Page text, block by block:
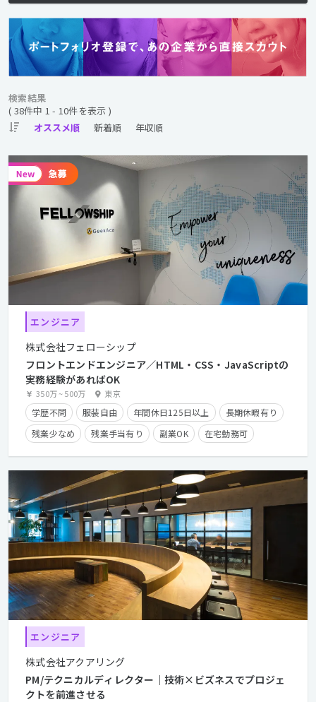
検索結果
( 38件中 1 - 10件を表示 )
エンジニア
株式会社フェローシップ
フロントエンドエンジニア／HTML・CSS・JavaScriptの
実務経験があればOK
350万~500万 東京
学歴不問 服装自由 年間休日125日以上
長期休暇有り
残業少なめ
残業手当有り 副業OK
在宅勤務可
経験者優遇
カジュアル面談歓迎
クライアントとの直接取引多数
エンジニア
株式会社アクアリング
PM/テクニカルディレクター｜技術×ビズネスでプロジェ
クトを前進させる